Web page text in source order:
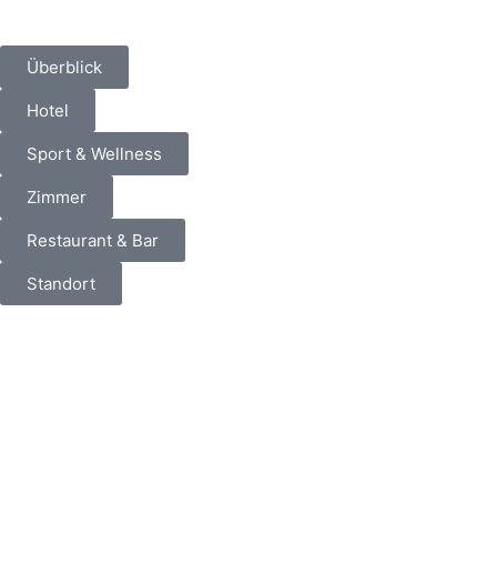
Überblick
Hotel
Sport & Wellness
Zimmer
Restaurant & Bar
Standort